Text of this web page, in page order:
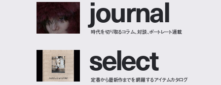
journal
時代を切り取るコラム、対談、ポートレート連載
select
定番から最新作までを網羅するアイテムカタログ